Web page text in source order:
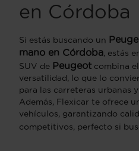
en Córdoba
Si estás buscando un
mano en Córdoba, estás
SUV de Peugeot combina
versatilidad, lo que lo
para las carreteras urbanas
Además, Flexicar te ofrece
vehículos, garantizando
competitivos, perfecto si